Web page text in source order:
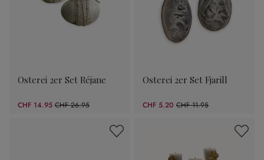
Osterei 2er Set Réjane
CHF 14.95 CHF 26.95
(44.53% gespart)
Osterei 2er Set Fjarill
CHF 5.20 CHF 11.95
(56.49% gespart)